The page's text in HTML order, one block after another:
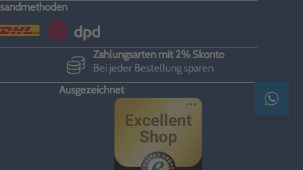
Zahlungsarten mit 2% Skonto
Bei jeder Bestellung sparen
Ausgezeichnet